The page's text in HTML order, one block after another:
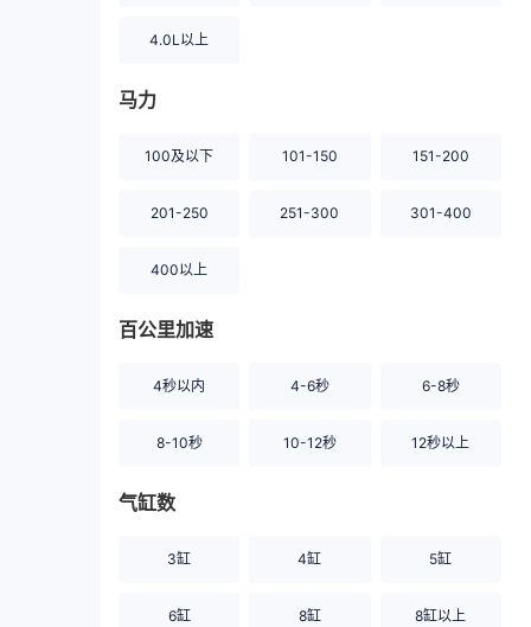
4.0L以上
马力
100及以下 101-150 151-200
201-250 251-300 301-400
400以上
百公里加速
4秒以内 4-6秒 6-8秒
8-10秒 10-12秒 12秒以上
气缸数
3缸 4缸 5缸
6缸 8缸 8缸以上